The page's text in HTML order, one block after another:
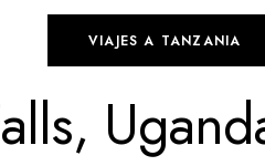
VIAJES A TANZANIA